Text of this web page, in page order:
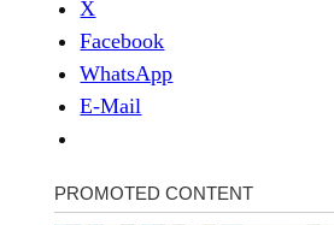
X
Facebook
WhatsApp
E-Mail